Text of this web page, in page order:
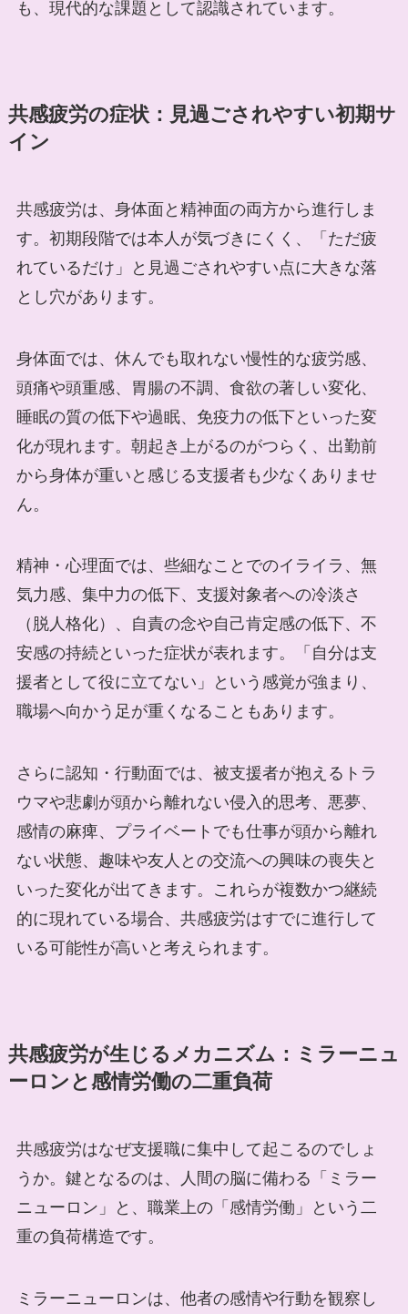
も、現代的な課題として認識されています。
共感疲労の症状：見過ごされやすい初期サ
イン
共感疲労は、身体面と精神面の両方から進行しま
す。初期段階では本人が気づきにくく、「ただ疲
れているだけ」と見過ごされやすい点に大きな落
とし穴があります。
身体面では、休んでも取れない慢性的な疲労感、
頭痛や頭重感、胃腸の不調、食欲の著しい変化、
睡眠の質の低下や過眠、免疫力の低下といった変
化が現れます。朝起き上がるのがつらく、出勤前
から身体が重いと感じる支援者も少なくありませ
ん。
精神・心理面では、些細なことでのイライラ、無
気力感、集中力の低下、支援対象者への冷淡さ
（脱人格化）、自責の念や自己肯定感の低下、不
安感の持続といった症状が表れます。「自分は支
援者として役に立てない」という感覚が強まり、
職場へ向かう足が重くなることもあります。
さらに認知・行動面では、被支援者が抱えるトラ
ウマや悲劇が頭から離れない侵入的思考、悪夢、
感情の麻痺、プライベートでも仕事が頭から離れ
ない状態、趣味や友人との交流への興味の喪失と
いった変化が出てきます。これらが複数かつ継続
的に現れている場合、共感疲労はすでに進行して
いる可能性が高いと考えられます。
共感疲労が生じるメカニズム：ミラーニュ
ーロンと感情労働の二重負荷
共感疲労はなぜ支援職に集中して起こるのでしょ
うか。鍵となるのは、人間の脳に備わる「ミラー
ニューロン」と、職業上の「感情労働」という二
重の負荷構造です。
ミラーニューロンは、他者の感情や行動を観察し